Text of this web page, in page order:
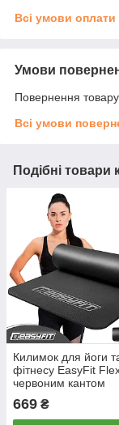
Всі умови оплати
Умови
Повернення
Всі умови
Подібні товари
Килимок для йоги
фітнесу EasyFit
червоним кантом
669 ₴